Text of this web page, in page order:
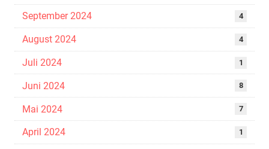
September 2024 4
August 2024 4
Juli 2024 1
Juni 2024 8
Mai 2024 7
April 2024 1